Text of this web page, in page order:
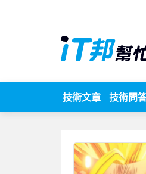
技術文章 技術問